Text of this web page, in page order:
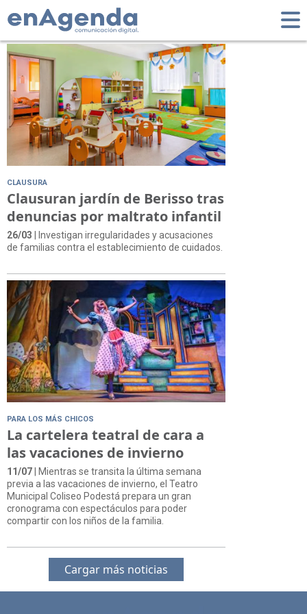
Tag: Infantil
CLAUSURA
Clausuran jardín de Berisso tras
denuncias por maltrato infantil
26/03 | Investigan irregularidades y acusaciones
de familias contra el establecimiento de cuidados.
PARA LOS MÁS CHICOS
La cartelera teatral de cara a
las vacaciones de invierno
11/07 | Mientras se transita la última semana
previa a las vacaciones de invierno, el Teatro
Municipal Coliseo Podestá prepara un gran
cronograma con espectáculos para poder
compartir con los niños de la familia.
Cargar más noticias